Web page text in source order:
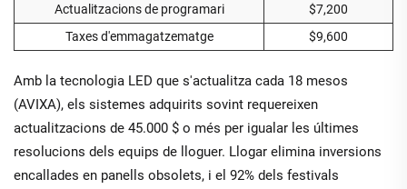
Actualitzacions de programari
$7,200
Taxes d'emmagatzematge
$9,600
Amb la tecnologia LED que s'actualitza cada 18 mesos
(AVIXA), els sistemes adquirits sovint requereixen
actualitzacions de 45.000 $ o més per igualar les últimes
resolucions dels equips de lloguer. Llogar elimina inversions
encallades en panells obsolets, i el 92% dels festivals